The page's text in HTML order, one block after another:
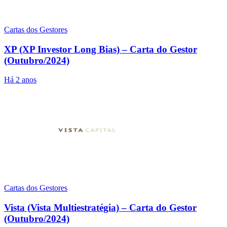
Cartas dos Gestores
XP (XP Investor Long Bias) – Carta do Gestor
(Outubro/2024)
Há 2 anos
Cartas dos Gestores
Vista (Vista Multiestratégia) – Carta do Gestor
(Outubro/2024)